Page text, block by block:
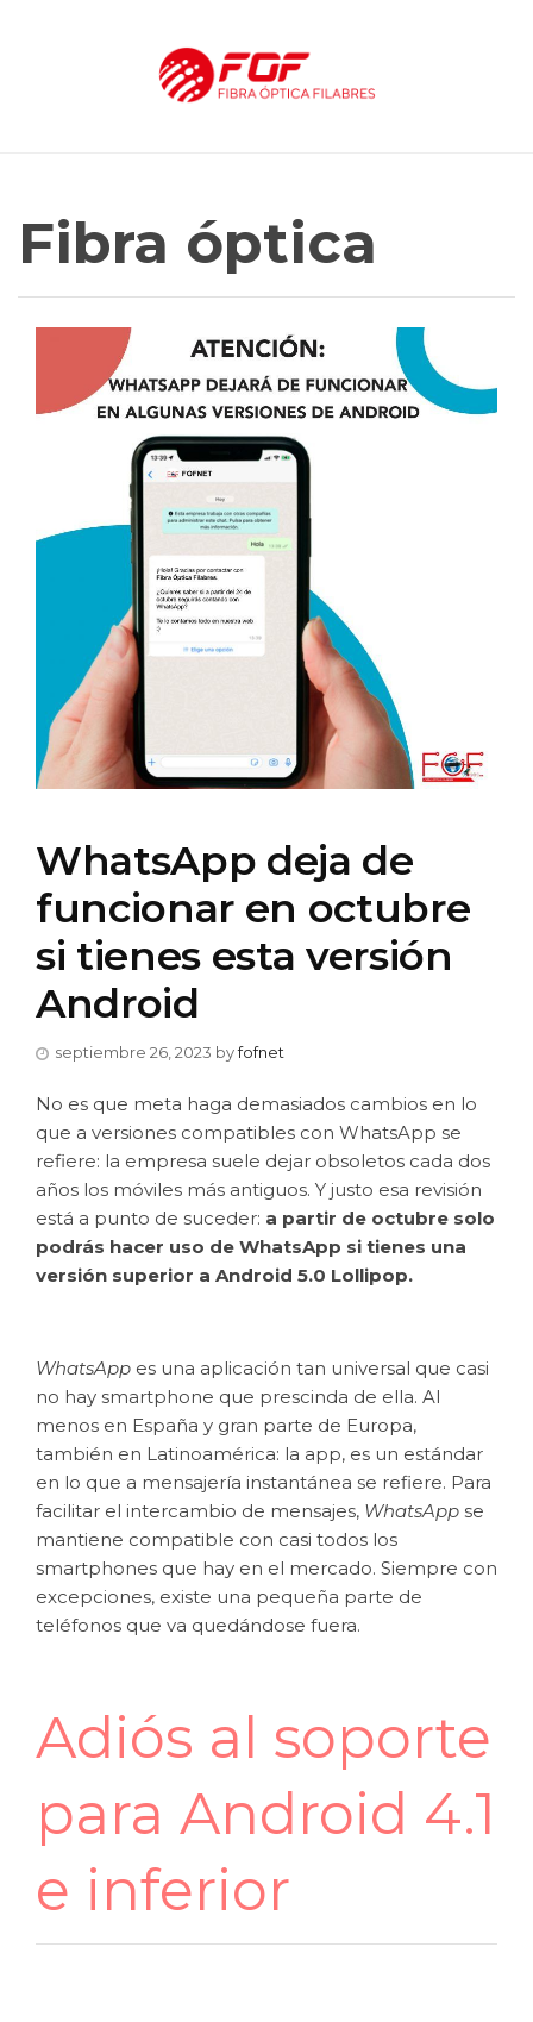
Fibra óptica
WhatsApp deja de
funcionar en octubre
si tienes esta versión
Android
septiembre 26, 2023 byfofnet
No es que meta haga demasiados cambios en lo
que a versiones compatibles con WhatsApp se
refiere: la empresa suele dejar obsoletos cada dos
años los móviles más antiguos. Y justo esa revisión
está a punto de suceder: a partir de octubre solo
podrás hacer uso de WhatsApp si tienes una
versión superior a Android 5.0 Lollipop.
WhatsApp es una aplicación tan universal que casi
no hay smartphone que prescinda de ella. Al
menos en España y gran parte de Europa,
también en Latinoamérica: la app, es un estándar
en lo que a mensajería instantánea se refiere. Para
facilitar el intercambio de mensajes, WhatsApp se
mantiene compatible con casi todos los
smartphones que hay en el mercado. Siempre con
excepciones, existe una pequeña parte de
teléfonos que va quedándose fuera.
Adiós al soporte
para Android 4.1
e inferior